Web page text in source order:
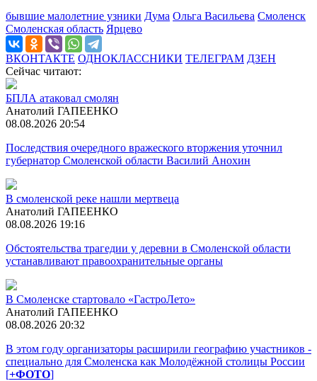
бывшие малолетние узники Дума Ольга Васильева Смоленск
Смоленская область Ярцево
ВКОНТАКТЕ ОДНОКЛАССНИКИ ТЕЛЕГРАМ ДЗЕН
Сейчас читают:
БПЛА атаковал смолян
Анатолий ГАПЕЕНКО
08.08.2026 20:54
Последствия очередного вражеского вторжения уточнил
губернатор Смоленской области Василий Анохин
В смоленской реке нашли мертвеца
Анатолий ГАПЕЕНКО
08.08.2026 19:16
Обстоятельства трагедии у деревни в Смоленской области
устанавливают правоохранительные органы
В Смоленске стартовало «ГастроЛето»
Анатолий ГАПЕЕНКО
08.08.2026 20:32
В этом году организаторы расширили географию участников -
специально для Смоленска как Молодёжной столицы России
[+ФОТО]